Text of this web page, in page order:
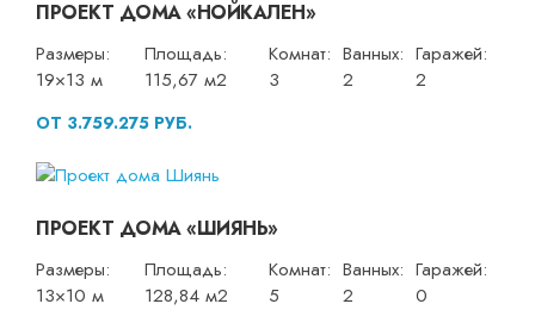
ПРОЕКТ ДОМА «НОЙКАЛЕН»
Размеры:
19×13 м
Площадь:
115,67 м2
Комнат:
3
Ванных:
2
Гаражей:
2
ОТ 3.759.275 РУБ.
ПРОЕКТ ДОМА «ШИЯНЬ»
Размеры:
13×10 м
Площадь:
128,84 м2
Комнат:
5
Ванных:
2
Гаражей:
0